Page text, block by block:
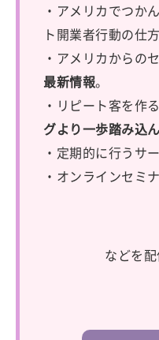
・アメリカでつか
ト開業者行動の仕
・アメリカからの
最新情報。
・リピート客を作
グより一歩踏み込
・定期的に行うサ
・オンラインセミ
などを配